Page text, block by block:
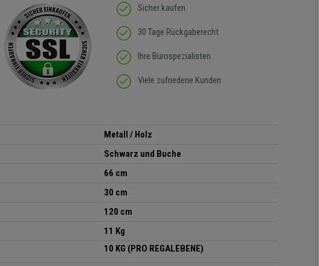
Sicher kaufen
30 Tage Rückgaberecht
Ihre Bürospezialisten
Viele zufriedene Kunden
Metall / Holz
Schwarz und Buche
66 cm
30 cm
120 cm
11 Kg
10 KG (PRO REGALEBENE)